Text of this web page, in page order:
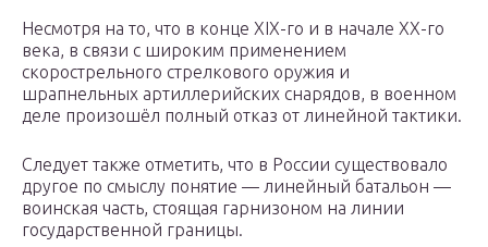
Несмотря на то, что в конце XIX-го и в начале XX-го
века, в связи с широким применением
скорострельного стрелкового оружия и
шрапнельных артиллерийских снарядов, в военном
деле произошёл полный отказ от линейной тактики.
Следует также отметить, что в России существовало
другое по смыслу понятие — линейный батальон —
воинская часть, стоящая гарнизоном на линии
государственной границы.